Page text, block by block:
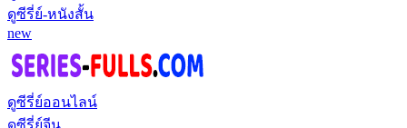
ดูซีรี่ย์-หนังสั้น
new
ดูซีรี่ย์ออนไลน์
ดูซีรี่ย์จีน